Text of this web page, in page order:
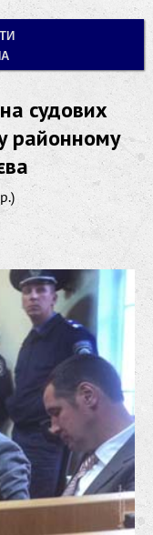
судових
районному